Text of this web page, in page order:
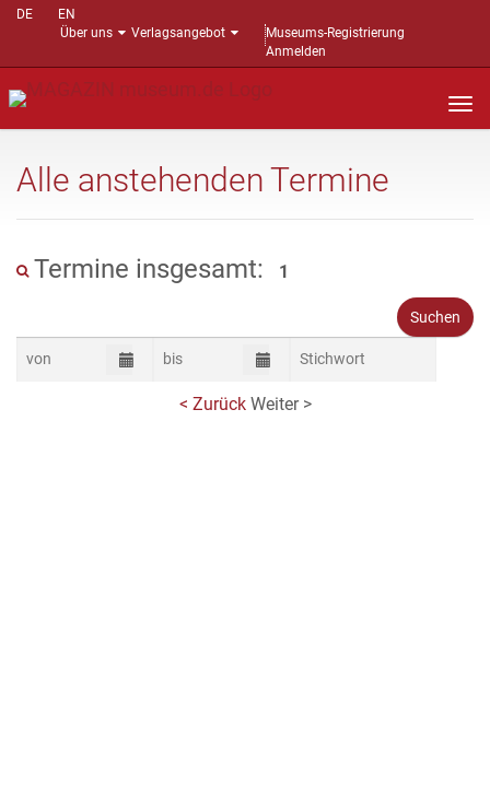
DE
EN
Über uns
Verlagsangebot
Museums-Registrierung
Anmelden
Alle anstehenden Termine
Termine insgesamt: 1
< Zurück Weiter >